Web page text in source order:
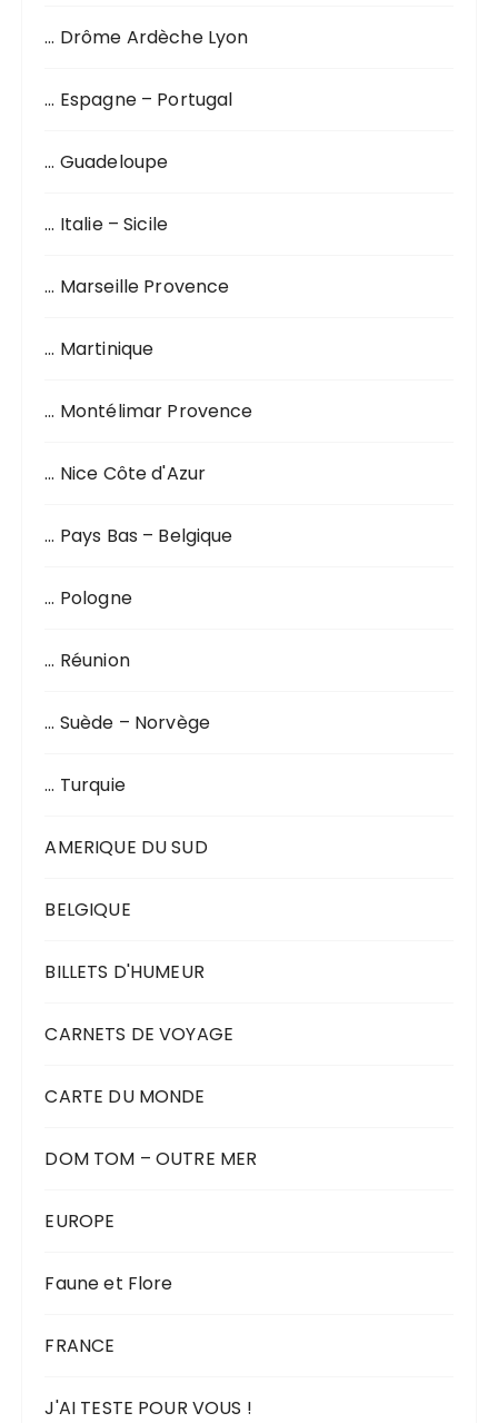
… Drôme Ardèche Lyon
… Espagne – Portugal
… Guadeloupe
… Italie – Sicile
… Marseille Provence
… Martinique
… Montélimar Provence
… Nice Côte d'Azur
… Pays Bas – Belgique
… Pologne
… Réunion
… Suède – Norvège
… Turquie
AMERIQUE DU SUD
BELGIQUE
BILLETS D'HUMEUR
CARNETS DE VOYAGE
CARTE DU MONDE
DOM TOM – OUTRE MER
EUROPE
Faune et Flore
FRANCE
J'AI TESTE POUR VOUS !